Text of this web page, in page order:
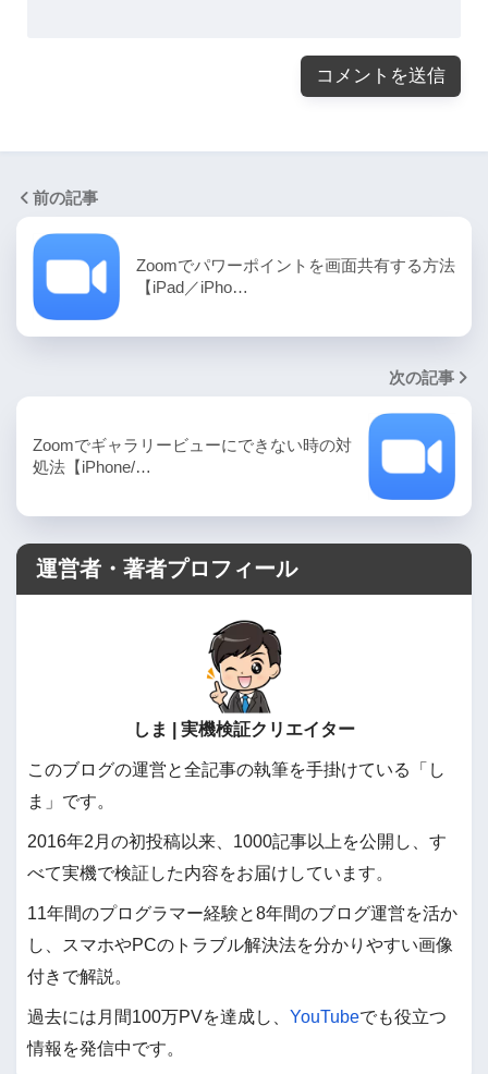
前の記事
Zoomでパワーポイントを画面共有する方法
【iPad／iPho…
次の記事
Zoomでギャラリービューにできない時の対
処法【iPhone/…
運営者・著者プロフィール
しま | 実機検証クリエイター
このブログの運営と全記事の執筆を手掛けている「し
ま」です。
2016年2月の初投稿以来、1000記事以上を公開し、す
べて実機で検証した内容をお届けしています。
11年間のプログラマー経験と8年間のブログ運営を活か
し、スマホやPCのトラブル解決法を分かりやすい画像
付きで解説。
過去には月間100万PVを達成し、 YouTubeでも役立つ
情報を発信中です。